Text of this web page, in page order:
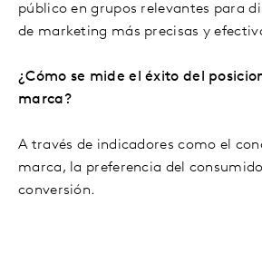
público en grupos relevantes para
de marketing más precisas y
¿Cómo se mide el éxito del
marca?
A través de indicadores como el
marca, la preferencia del
conversión.